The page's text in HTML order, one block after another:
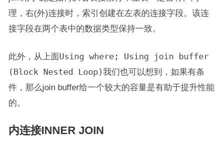
理，右(外)连接时，索引创建在左表的连接字段。该连
接字段在两个表中的数据类型保持一致。
此外，从上面Using where; Using join buffer
(Block Nested Loop)我们也可以想到，如果有条
件，那么join buffer给一个较大的容量是有助于提升性能
的。
内连接INNER JOIN